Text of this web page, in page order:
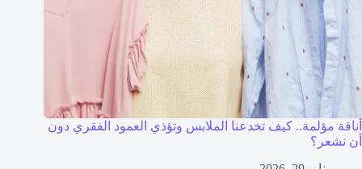
أناقة مؤلمة.. كيف تخدعنا الملابس وتؤذي العمود الفقري دون
أن نشعر؟